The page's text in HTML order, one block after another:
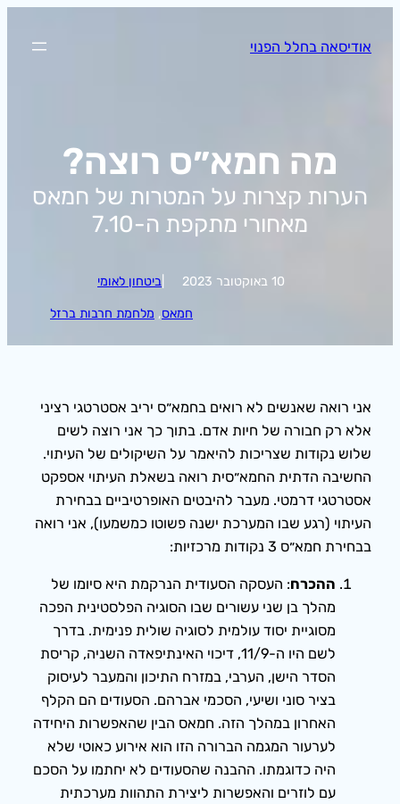
לתוכןאודיסאה בחלל הפנוי
מה חמא״ס רוצה?
הערות קצרות על המטרות של חמאס
מאחורי מתקפת ה-7.10
10 באוקטובר 2023 ביטחון לאומי
חמאס, מלחמת חרבות ברזל
אני רואה שאנשים לא רואים בחמא״ס יריב אסטרטגי רציני
אלא רק חבורה של חיות אדם. בתוך כך אני רוצה לשים
שלוש נקודות שצריכות להיאמר על השיקולים של העיתוי.
החשיבה הדתית החמא״סית רואה בשאלת העיתוי אספקט
אסטרטגי דרמטי. מעבר להיבטים האופרטיביים בבחירת
העיתוי (רגע שבו המערכת ישנה פשוטו כמשמעו), אני רואה
בבחירת חמא״ס 3 נקודות מרכזיות:
ההכרח: העסקה הסעודית הנרקמת היא סיומו של
מהלך בן שני עשורים שבו הסוגיה הפלסטינית הפכה
מסוגיית יסוד עולמית לסוגיה שולית פנימית. בדרך
לשם היו ה-11/9, דיכוי האינתיפאדה השניה, קריסת
הסדר הישן, הערבי, במזרח התיכון והמעבר לעיסוק
בציר סוני ושיעי, הסכמי אברהם. הסעודים הם הקלף
האחרון במהלך הזה. חמאס הבין שהאפשרות היחידה
לערעור המגמה הברורה הזו הוא אירוע כאוטי שלא
היה כדוגמתו. ההבנה שהסעודים לא יחתמו על הסכם
עם לוזרים והאפשרות ליצירת התהוות מערכתית